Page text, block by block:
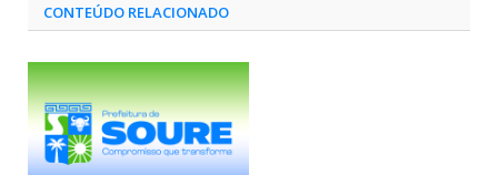
CONTEÚDO RELACIONADO